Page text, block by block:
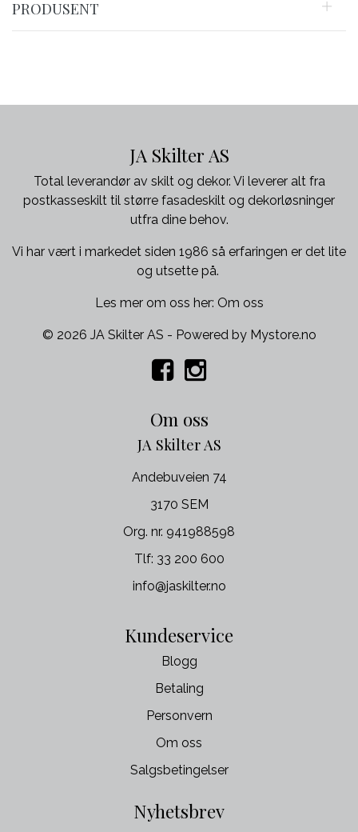
PRODUSENT
JA Skilter AS
Total leverandør av skilt og dekor. Vi leverer alt fra
postkasseskilt til større fasadeskilt og dekorløsninger
utfra dine behov.
Vi har vært i markedet siden 1986 så erfaringen er det lite
og utsette på.
Les mer om oss her: Om oss
© 2026 JA Skilter AS - Powered by Mystore.no
Om oss
JA Skilter AS
Andebuveien 74
3170 SEM
Org. nr. 941988598
Tlf: 33 200 600
info@jaskilter.no
Kundeservice
Blogg
Betaling
Personvern
Om oss
Salgsbetingelser
Nyhetsbrev